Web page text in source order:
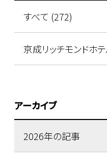
すべて (272)
京成リッチモンドホ
アーカイブ
2026年の記事